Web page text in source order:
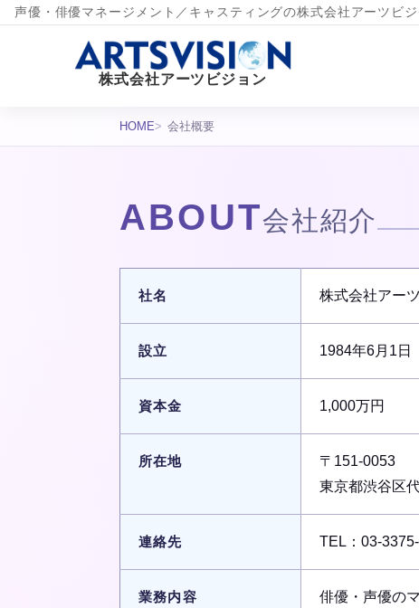
声優・俳優マネージメント／キャスティングの株式会社アーツビ
株式会社アーツビジョン
HOME 会社概要
ABOUT会社紹介
社名 株式会社アー
設立 1984年6月1日
資本金 1,000万円
所在地
〒151-0053
東京都渋谷区
連絡先 TEL：03-3375-
業務内容 俳優・声優の